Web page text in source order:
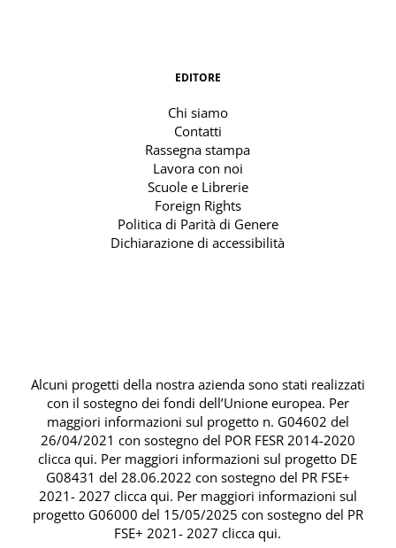
EDITORE
Chi siamo
Contatti
Rassegna stampa
Lavora con noi
Scuole e Librerie
Foreign Rights
Politica di Parità di Genere
Dichiarazione di accessibilità
Alcuni progetti della nostra azienda sono stati realizzati
con il sostegno dei fondi dell’Unione europea. Per
maggiori informazioni sul progetto n. G04602 del
26/04/2021 con sostegno del POR FESR 2014-2020
clicca qui. Per maggiori informazioni sul progetto DE
G08431 del 28.06.2022 con sostegno del PR FSE+
2021- 2027 clicca qui. Per maggiori informazioni sul
progetto G06000 del 15/05/2025 con sostegno del PR
FSE+ 2021- 2027 clicca qui.